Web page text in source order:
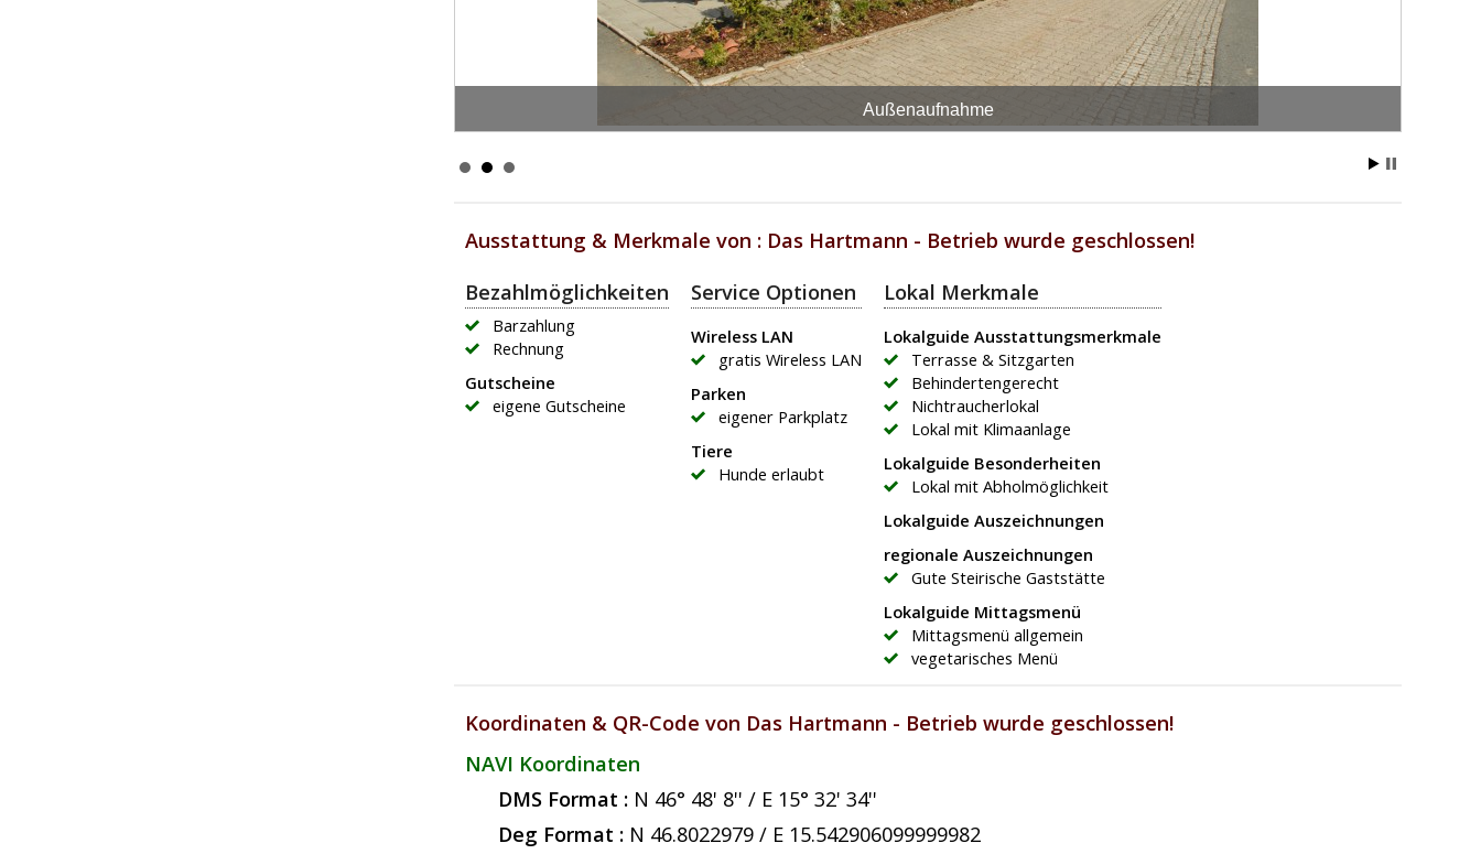
Außenaufnahme
Ausstattung & Merkmale von : Das Hartmann - Betrieb wurde geschlossen!
Bezahlmöglichkeiten
Barzahlung
Rechnung
Gutscheine
eigene Gutscheine
Service Optionen
Wireless LAN
gratis Wireless LAN
Parken
eigener Parkplatz
Tiere
Hunde erlaubt
Lokal Merkmale
Lokalguide Ausstattungsmerkmale
Terrasse & Sitzgarten
Behindertengerecht
Nichtraucherlokal
Lokal mit Klimaanlage
Lokalguide Besonderheiten
Lokal mit Abholmöglichkeit
Lokalguide Auszeichnungen
regionale Auszeichnungen
Gute Steirische Gaststätte
Lokalguide Mittagsmenü
Mittagsmenü allgemein
vegetarisches Menü
Koordinaten & QR-Code von Das Hartmann - Betrieb wurde geschlossen!
NAVI Koordinaten
DMS Format : N 46° 48' 8'' / E 15° 32' 34''
Deg Format : N 46.8022979 / E 15.542906099999982